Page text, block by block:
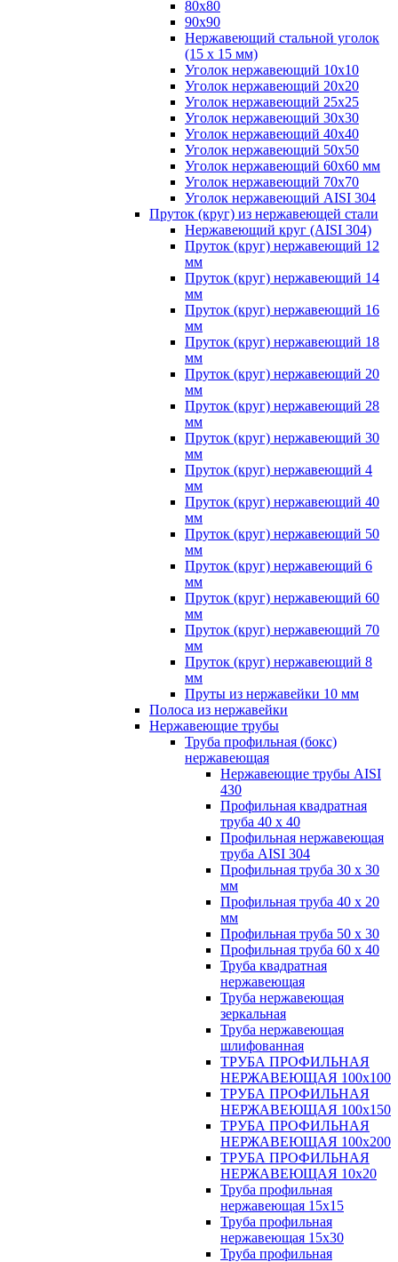
80х80
90х90
Нержавеющий стальной уголок
(15 х 15 мм)
Уголок нержавеющий 10х10
Уголок нержавеющий 20х20
Уголок нержавеющий 25х25
Уголок нержавеющий 30х30
Уголок нержавеющий 40х40
Уголок нержавеющий 50х50
Уголок нержавеющий 60х60 мм
Уголок нержавеющий 70х70
Уголок нержавеющий AISI 304
Пруток (круг) из нержавеющей стали
Нержавеющий круг (AISI 304)
Пруток (круг) нержавеющий 12
мм
Пруток (круг) нержавеющий 14
мм
Пруток (круг) нержавеющий 16
мм
Пруток (круг) нержавеющий 18
мм
Пруток (круг) нержавеющий 20
мм
Пруток (круг) нержавеющий 28
мм
Пруток (круг) нержавеющий 30
мм
Пруток (круг) нержавеющий 4
мм
Пруток (круг) нержавеющий 40
мм
Пруток (круг) нержавеющий 50
мм
Пруток (круг) нержавеющий 6
мм
Пруток (круг) нержавеющий 60
мм
Пруток (круг) нержавеющий 70
мм
Пруток (круг) нержавеющий 8
мм
Пруты из нержавейки 10 мм
Полоса из нержавейки
Нержавеющие трубы
Труба профильная (бокс)
нержавеющая
Нержавеющие трубы AISI
430
Профильная квадратная
труба 40 х 40
Профильная нержавеющая
труба AISI 304
Профильная труба 30 х 30
мм
Профильная труба 40 х 20
мм
Профильная труба 50 х 30
Профильная труба 60 х 40
Труба квадратная
нержавеющая
Труба нержавеющая
зеркальная
Труба нержавеющая
шлифованная
ТРУБА ПРОФИЛЬНАЯ
НЕРЖАВЕЮЩАЯ 100х100
ТРУБА ПРОФИЛЬНАЯ
НЕРЖАВЕЮЩАЯ 100х150
ТРУБА ПРОФИЛЬНАЯ
НЕРЖАВЕЮЩАЯ 100х200
ТРУБА ПРОФИЛЬНАЯ
НЕРЖАВЕЮЩАЯ 10х20
Труба профильная
нержавеющая 15х15
Труба профильная
нержавеющая 15х30
Труба профильная